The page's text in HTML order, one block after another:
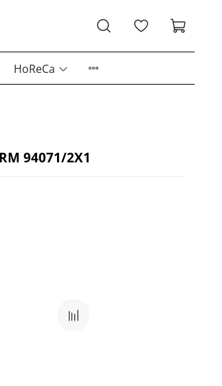
HoReCa
94071/2X1